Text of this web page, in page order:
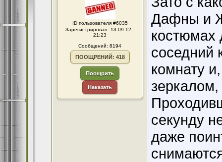
ID пользователя #6035
Зарегистрирован: 13.09.12 :
21:23
Сообщений: 8194
ПООЩРЕНИЙ: 418
Поощрить
Наказать
Дафны и
костюмах
соседний
комнату
зеркалом,
секунду
даже